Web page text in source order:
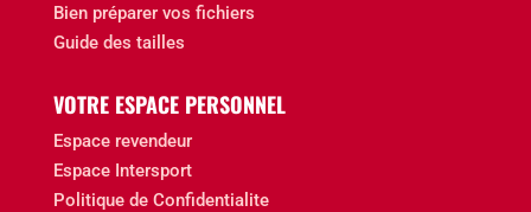
Bien préparer vos fichiers
Guide des tailles
VOTRE ESPACE PERSONNEL
Espace revendeur
Espace Intersport
Politique de Confidentialite